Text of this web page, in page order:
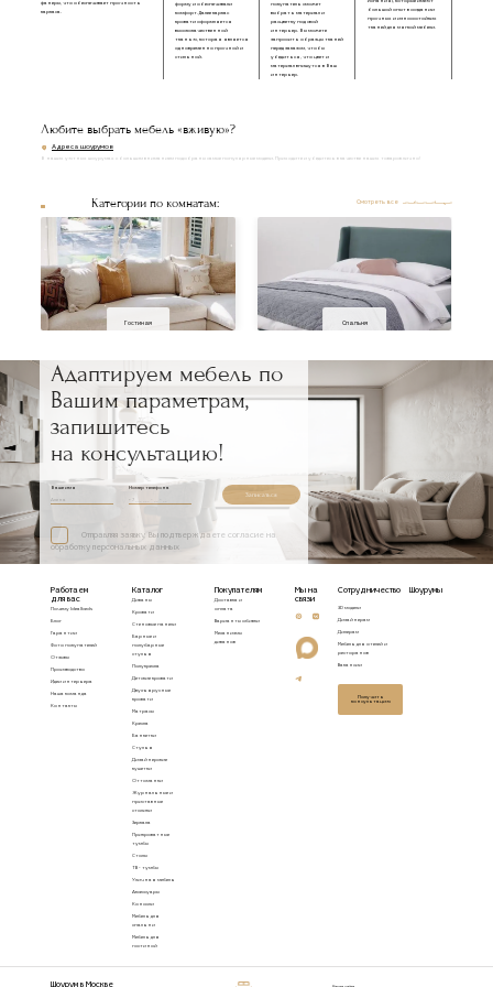
фанеры, что обеспечивает прочность
каркаса.
форму и обеспечивали
комфорт. Далее каркас
кровати оформляется
высококачественной
тканью, которая является
одновременно прочной и
стильной.
покупатель сможет
выбрать материал и
расцветку под свой
интерьер. Вы можете
запросить образцы тканей
перед заказом, чтобы
убедиться, что цвет и
материал впишутся в Ваш
интерьер.
Испания), которые имеют
большой опыт в создании
прочных и износостойких
тканей для мягкой мебели.
Любите выбрать мебель «вживую»?
Адреса шоурумов
В наших уютных шоурумах с большим вниманием подобраны самые популярные модели. Приходите и убедитесь в качестве наших товаров лично!
Категории по комнатам: Смотреть все
Гостиная Спальня
Адаптируем мебель по
Вашим параметрам,
запишитесь
на консультацию!
Ваше имя Номер телефона
Записаться
Отправляя заявку, Вы подтверждаете согласие на
обработку персональных данных
Работаем
для вас
Почему Idealbeds
Блог
Гарантии
Фото покупателей
Отзывы
Производство
Идеи интерьера
Наша команда
Контакты
Каталог
Диваны
Кровати
Стеновые панели
Барные и
полубарные
стулья
Полукресла
Детские кровати
Двухъярусные
кровати
Матрасы
Кресла
Банкетки
Стулья
Дизайнерские
кушетки
Оттоманки
Журнальные и
приставные
столики
Зеркала
Прикроватные
тумбы
Столы
ТВ - тумбы
Уличная мебель
Аксессуары
Консоли
Мебель для
спальни
Мебель для
гостиной
Покупателям
Доставка и
оплата
Варианты обивки
Механизмы
диванов
Мы на
связи
Сотрудничество
3D модели
Дизайнерам
Дилерам
Мебель для отелей и
ресторанов
Вакансии
Получить
консультацию
Шоурумы
Шоурум в Москве